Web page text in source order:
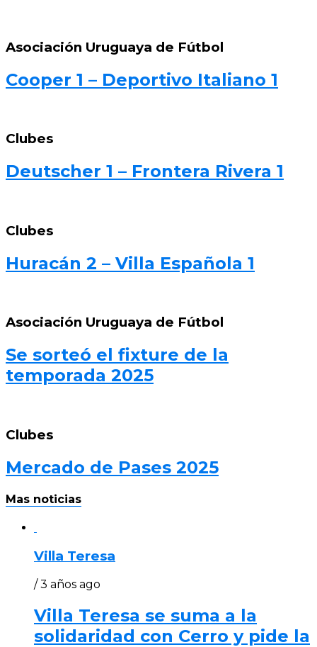
Asociación Uruguaya de Fútbol
Cooper 1 – Deportivo Italiano 1
Clubes
Deutscher 1 – Frontera Rivera 1
Clubes
Huracán 2 – Villa Española 1
Asociación Uruguaya de Fútbol
Se sorteó el fixture de la
temporada 2025
Clubes
Mercado de Pases 2025
Mas noticias
Villa Teresa
/ 3 años ago
Villa Teresa se suma a la
solidaridad con Cerro y pide la